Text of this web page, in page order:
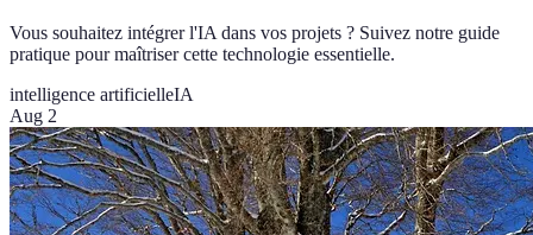
Vous souhaitez intégrer l'IA dans vos projets ? Suivez notre guide
pratique pour maîtriser cette technologie essentielle.
intelligence artificielleIA
Aug 2